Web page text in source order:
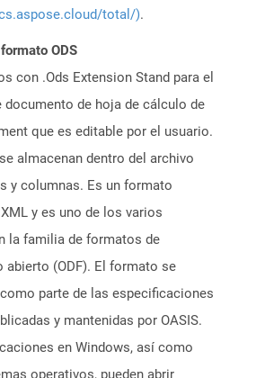
total/).
ODS
con .Ods Extension Stand para el
documento de hoja de cálculo de
que es editable por el usuario.
almacenan dentro del archivo
y columnas. Es un formato
y es uno de los varios
la familia de formatos de
abierto (ODF). El formato se
parte de las especificaciones
y mantenidas por OASIS.
en Windows, así como
operativos, pueden abrir